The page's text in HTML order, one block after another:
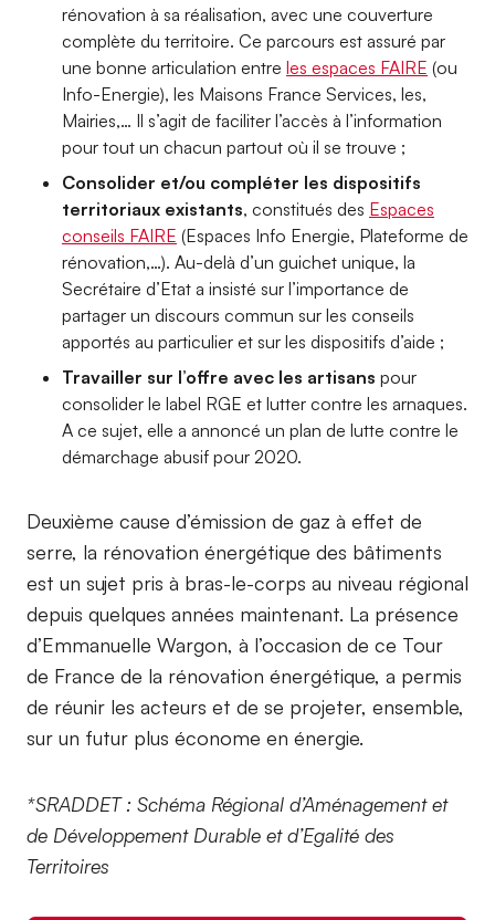
rénovation à sa réalisation, avec une couverture
complète du territoire. Ce parcours est assuré par
une bonne articulation entre les espaces FAIRE (ou
Info-Energie), les Maisons France Services, les,
Mairies,… Il s’agit de faciliter l’accès à l’information
pour tout un chacun partout où il se trouve ;
Consolider et/ou compléter les dispositifs
territoriaux existants, constitués des Espaces
conseils FAIRE (Espaces Info Energie, Plateforme de
rénovation,…). Au-delà d’un guichet unique, la
Secrétaire d’Etat a insisté sur l’importance de
partager un discours commun sur les conseils
apportés au particulier et sur les dispositifs d’aide ;
Travailler sur l’offre avec les artisans pour
consolider le label RGE et lutter contre les arnaques.
A ce sujet, elle a annoncé un plan de lutte contre le
démarchage abusif pour 2020.
Deuxième cause d’émission de gaz à effet de
serre, la rénovation énergétique des bâtiments
est un sujet pris à bras-le-corps au niveau régional
depuis quelques années maintenant. La présence
d’Emmanuelle Wargon, à l’occasion de ce Tour
de France de la rénovation énergétique, a permis
de réunir les acteurs et de se projeter, ensemble,
sur un futur plus économe en énergie.
*SRADDET : Schéma Régional d’Aménagement et
de Développement Durable et d’Egalité des
Territoires